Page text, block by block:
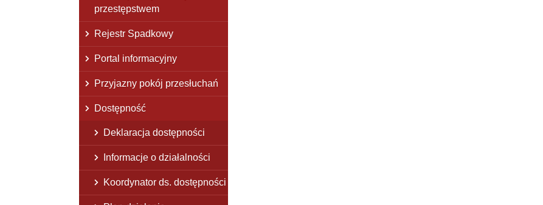
przestępstwem
Rejestr Spadkowy
Portal informacyjny
Przyjazny pokój przesłuchań
Dostępność
Deklaracja dostępności
Informacje o działalności
Koordynator ds. dostępności